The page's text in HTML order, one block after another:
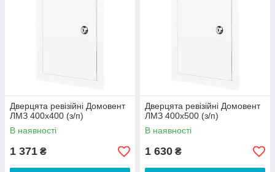
Дверцята ревізійні Домовент
ЛМЗ 400х400 (з/п)
В наявності
1 371 ₴
Дверцята ревізійні Домовент
ЛМЗ 400х500 (з/п)
В наявності
1 630 ₴